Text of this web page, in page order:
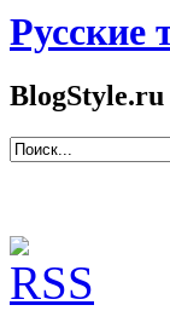
Русские